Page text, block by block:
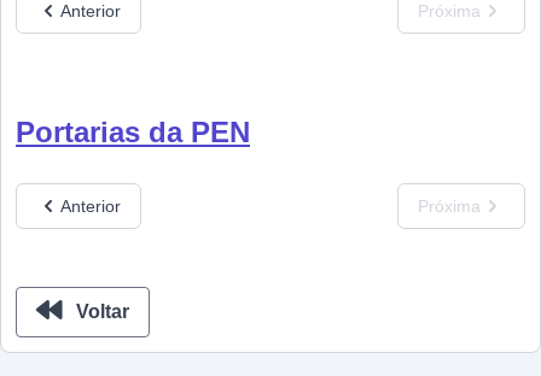
Anterior Próxima
Portarias da PEN
Anterior Próxima
Voltar